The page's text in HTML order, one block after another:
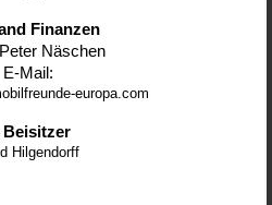
Finanzen
Näschen
E-Mail:
europa.com
Beisitzer
Hilgendorff